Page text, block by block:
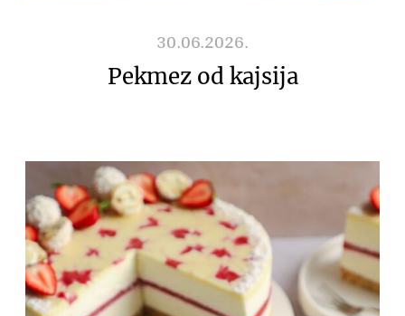
30.06.2026.
Pekmez od kajsija